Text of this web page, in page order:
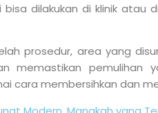
dilakukan di klinik atau
prosedur, area yang
memastikan pemulihan
cara membersihkan dan